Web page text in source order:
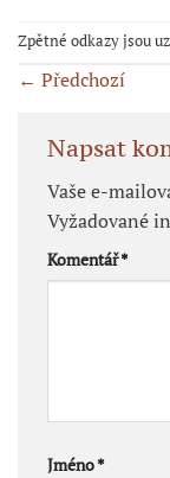
Zpětné odkazy jsou
← Předchozí
Napsat
Vaše e-
Vyžadované
Komentář*
Jméno*